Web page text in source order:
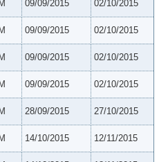
09/09/2015 02/10/2015
09/09/2015 02/10/2015
09/09/2015 02/10/2015
09/09/2015 02/10/2015
28/09/2015 27/10/2015
14/10/2015 12/11/2015